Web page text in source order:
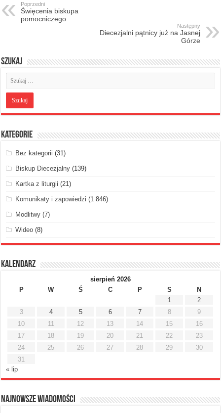
Poprzedni
Święcenia biskupa
pomocniczego
Następny
Diecezjalni pątnicy już na Jasnej
Górze
Szukaj
Kategorie
Bez kategorii (31)
Biskup Diecezjalny (139)
Kartka z liturgii (21)
Komunikaty i zapowiedzi (1 846)
Modlitwy (7)
Wideo (8)
Kalendarz
sierpień 2026
P
W Ś C P S
N
1
2
3
4 5 6 7 8
9
10
11 12 13 14 15
16
17
18 19 20 21 22
23
24
25 26 27 28 29
30
31
« lip
Najnowsze Wiadomości